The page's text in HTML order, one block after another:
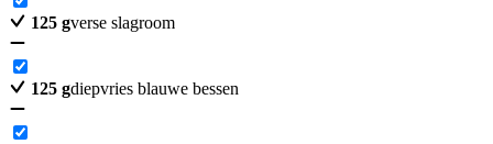
125 gverse slagroom
125 gdiepvries blauwe bessen